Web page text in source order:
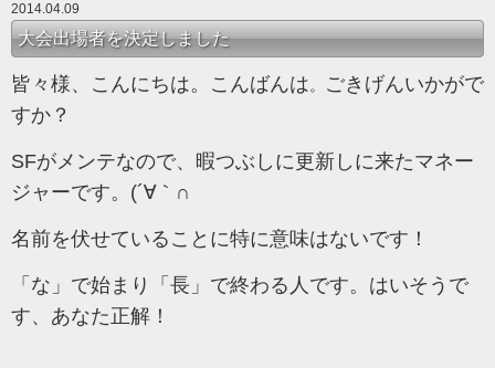
2014.04.09
大会出場者を決定しました
皆々様、こんにちは。こんばんは。
ごきげんいかがで
すか？
SFがメンテなので、 暇つぶしに更新しに来たマネー
ジャーです。(´∀｀∩
名前を伏せていることに特に意味はないです！
「な」で始まり「長」で終わる人です。はいそうで
す、あなた正解！